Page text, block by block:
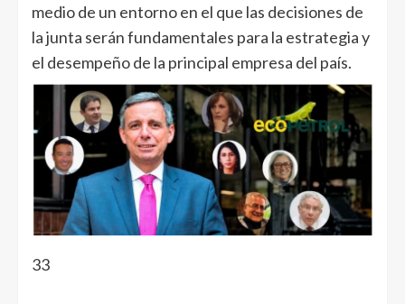
medio de un entorno en el que las decisiones de
la junta serán fundamentales para la estrategia y
el desempeño de la principal empresa del país.
33